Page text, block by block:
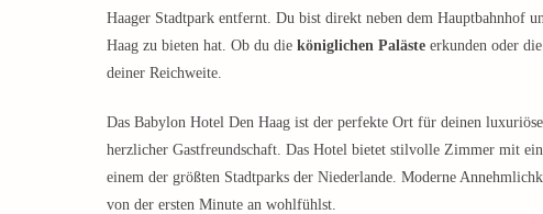
Haager Stadtpark entfernt. Du bist direkt neben dem Hauptbahnhof
Haag zu bieten hat. Ob du die königlichen Paläste erkunden oder
deiner Reichweite.
Das Babylon Hotel Den Haag ist der perfekte Ort für deinen
herzlicher Gastfreundschaft. Das Hotel bietet stilvolle Zimmer mit
einem der größten Stadtparks der Niederlande. Moderne
von der ersten Minute an wohlfühlst.